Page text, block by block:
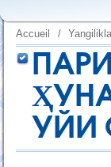
Accueil /
УЙИ